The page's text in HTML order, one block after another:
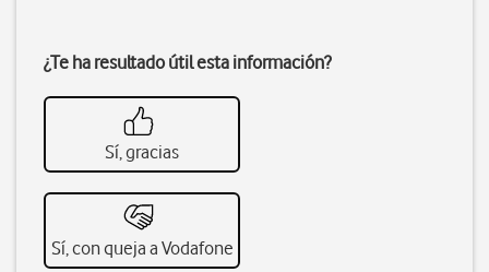
¿Te ha resultado útil esta información?
Sí, gracias
Sí, con queja a Vodafone